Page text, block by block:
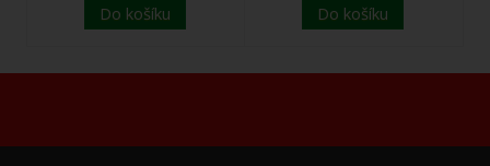
Do košíku Do košíku